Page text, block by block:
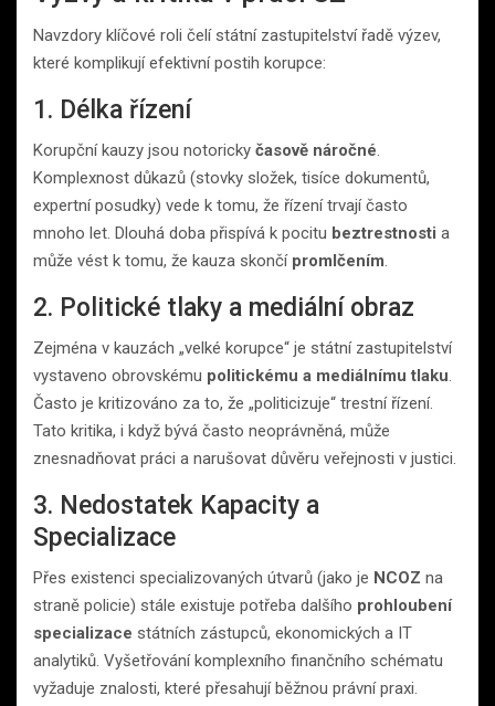
Navzdory klíčové roli čelí státní zastupitelství řadě výzev,
které komplikují efektivní postih korupce:
1. Délka řízení
Korupční kauzy jsou notoricky časově náročné.
Komplexnost důkazů (stovky složek, tisíce dokumentů,
expertní posudky) vede k tomu, že řízení trvají často
mnoho let. Dlouhá doba přispívá k pocitu beztrestnosti a
může vést k tomu, že kauza skončí promlčením.
2. Politické tlaky a mediální obraz
Zejména v kauzách „velké korupce“ je státní zastupitelství
vystaveno obrovskému politickému a mediálnímu tlaku.
Často je kritizováno za to, že „politicizuje“ trestní řízení.
Tato kritika, i když bývá často neoprávněná, může
znesnadňovat práci a narušovat důvěru veřejnosti v justici.
3. Nedostatek Kapacity a
Specializace
Přes existenci specializovaných útvarů (jako je NCOZ na
straně policie) stále existuje potřeba dalšího prohloubení
specializace státních zástupců, ekonomických a IT
analytiků. Vyšetřování komplexního finančního schématu
vyžaduje znalosti, které přesahují běžnou právní praxi.